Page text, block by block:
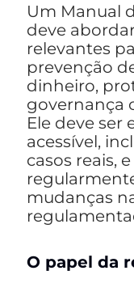
Um Manual
deve
relevantes
prevenção
dinheiro,
governança
Ele deve ser
acessível,
casos reais,
mudanças
O papel da